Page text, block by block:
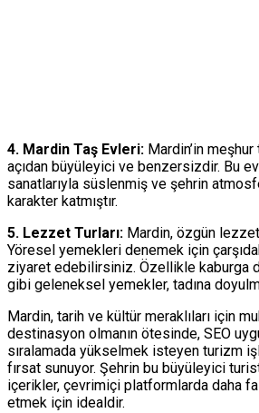
4. Mardin Taş Evleri: Mardin’in
açıdan büyüleyici ve benzersizdir. Bu
sanatlarıyla süslenmiş ve şehrin
karakter katmıştır.
5. Lezzet Turları: Mardin, özgün
Yöresel yemekleri denemek için
ziyaret edebilirsiniz. Özellikle kaburga
gibi geleneksel yemekler, tadına
Mardin, tarih ve kültür meraklıları için
destinasyon olmanın ötesinde, SEO
sıralamada yükselmek isteyen turizm
fırsat sunuyor. Şehrin bu büyüleyici
içerikler, çevrimiçi platformlarda daha
etmek için idealdir.